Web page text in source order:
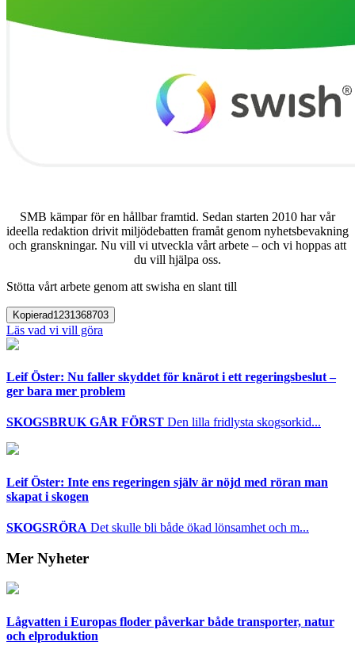
SMB kämpar för en hållbar framtid. Sedan starten 2010 har vår
ideella redaktion drivit miljödebatten framåt genom nyhetsbevakning
och granskningar. Nu vill vi utveckla vårt arbete – och vi hoppas att
du vill hjälpa oss.
Stötta vårt arbete genom att swisha en slant till
Kopierad1231368703
Läs vad vi vill göra
Leif Öster: Nu faller skyddet för knärot i ett regeringsbeslut –
ger bara mer problem
SKOGSBRUK GÅR FÖRST Den lilla fridlysta skogsorkid...
Leif Öster: Inte ens regeringen själv är nöjd med röran man
skapat i skogen
SKOGSRÖRA Det skulle bli både ökad lönsamhet och m...
Mer Nyheter
Lågvatten i Europas floder påverkar både transporter, natur
och elproduktion